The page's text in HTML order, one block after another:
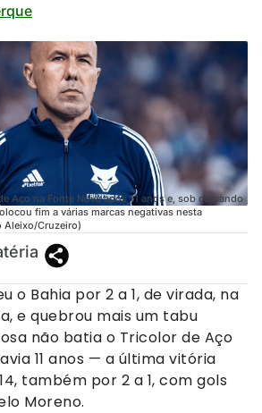
Aço na Fonte Nova após 11 anos e, sob comando
fim a várias marcas negativas nesta
Aleixo/Cruzeiro)
o Bahia por 2 a 1, de virada, na
e quebrou mais um tabu
não batia o Tricolor de Aço
11 anos — a última vitória
também por 2 a 1, com gols
Moreno.